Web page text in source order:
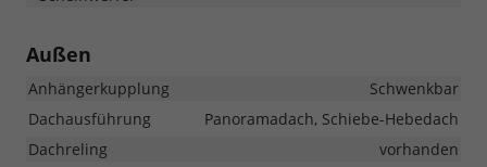
Außen
Anhängerkupplung
Schwenkbar
Dachausführung
Panoramadach, Schiebe-Hebedach
Dachreling
vorhanden